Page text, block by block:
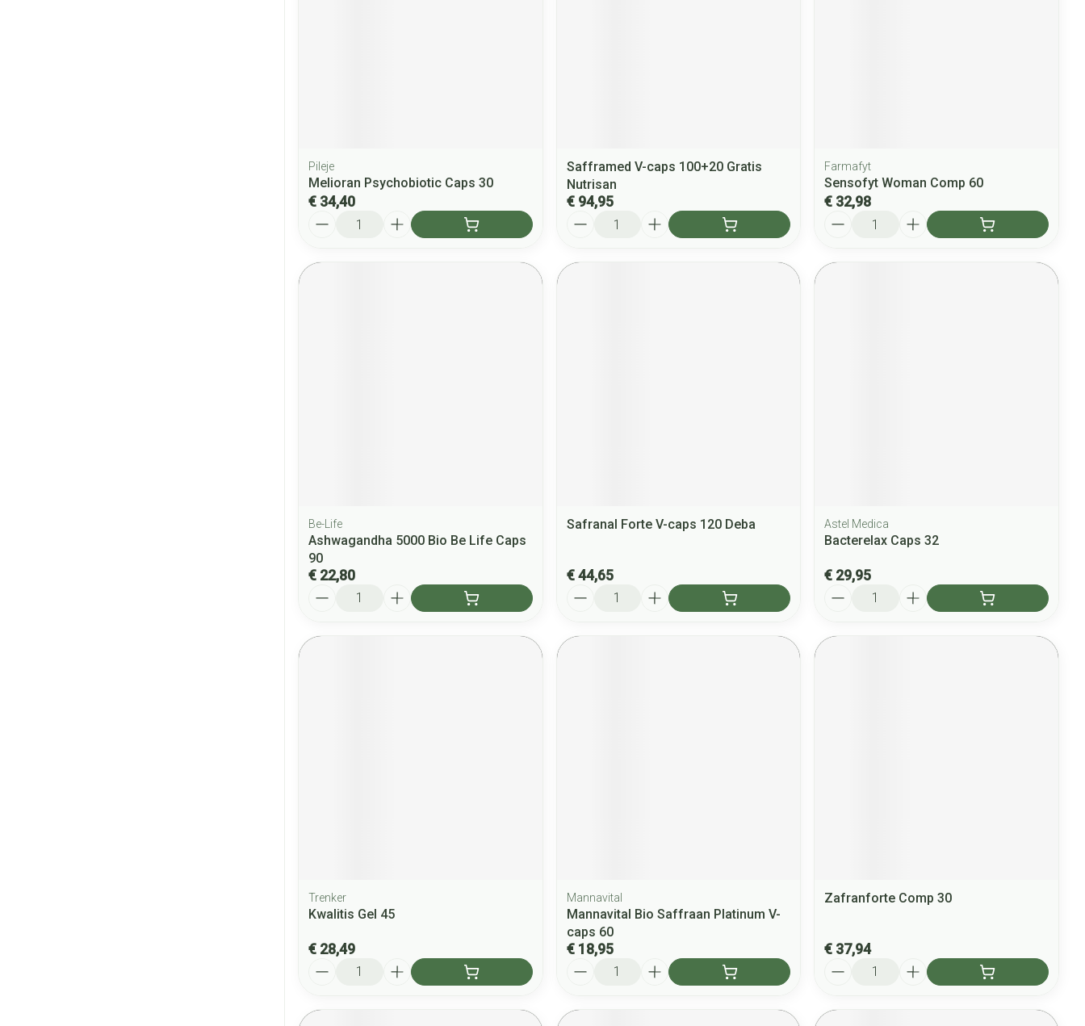
Pileje
Melioran Psychobiotic Caps 30
€ 34,40
Safframed V-caps 100+20 Gratis
Nutrisan
€ 94,95
Farmafyt
Sensofyt Woman Comp 60
€ 32,98
Be-Life
Ashwagandha 5000 Bio Be Life Caps
90
€ 22,80
Safranal Forte V-caps 120 Deba
€ 44,65
Astel Medica
Bacterelax Caps 32
€ 29,95
Trenker
Kwalitis Gel 45
€ 28,49
Mannavital
Mannavital Bio Saffraan Platinum V-
caps 60
€ 18,95
Zafranforte Comp 30
€ 37,94